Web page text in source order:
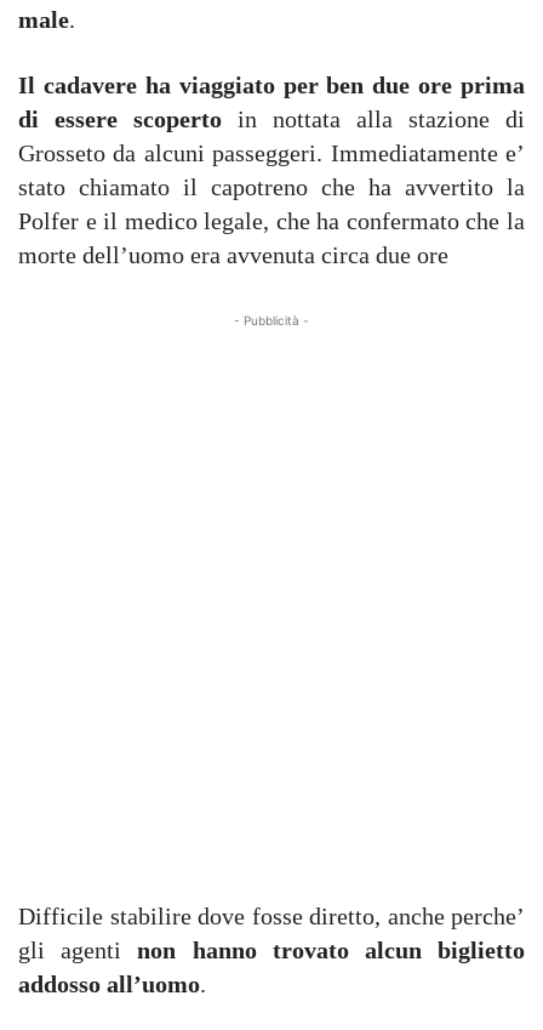
male.
Il cadavere ha viaggiato per ben due ore prima
di essere scoperto in nottata alla stazione di
Grosseto da alcuni passeggeri. Immediatamente e’
stato chiamato il capotreno che ha avvertito la
Polfer e il medico legale, che ha confermato che la
morte dell’uomo era avvenuta circa due ore
- Pubblicità -
Difficile stabilire dove fosse diretto, anche perche’
gli agentinon hanno trovato alcun biglietto
addosso all’uomo.